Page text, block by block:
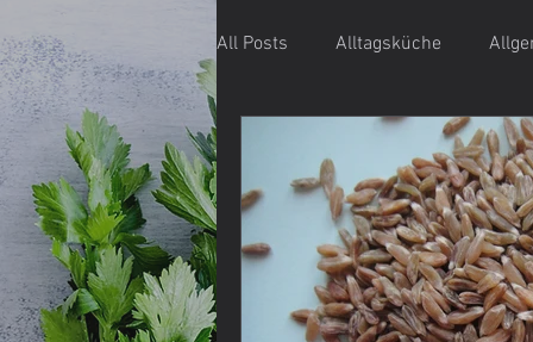
All Posts Alltagsküche
Einmachen, Konservieren
Foodcoach Rezept